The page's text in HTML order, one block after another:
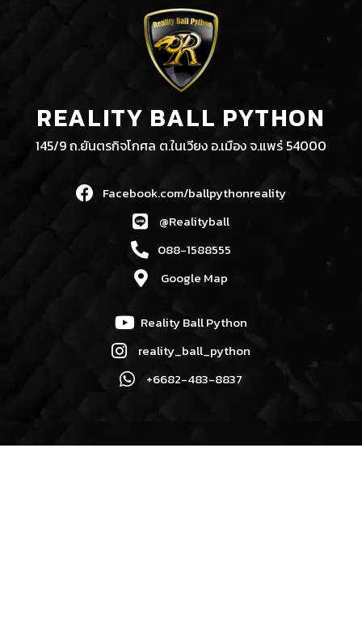
REALITY BALL PYTHON
145/9 ถ.ยันตรกิจโกศล ต.ในเวียง อ.เมือง จ.แพร่ 54000
Facebook.com/ballpythonreality
@Realityball
088-1588555
Google Map
Reality Ball Python
reality_ball_python
+6682-483-8837